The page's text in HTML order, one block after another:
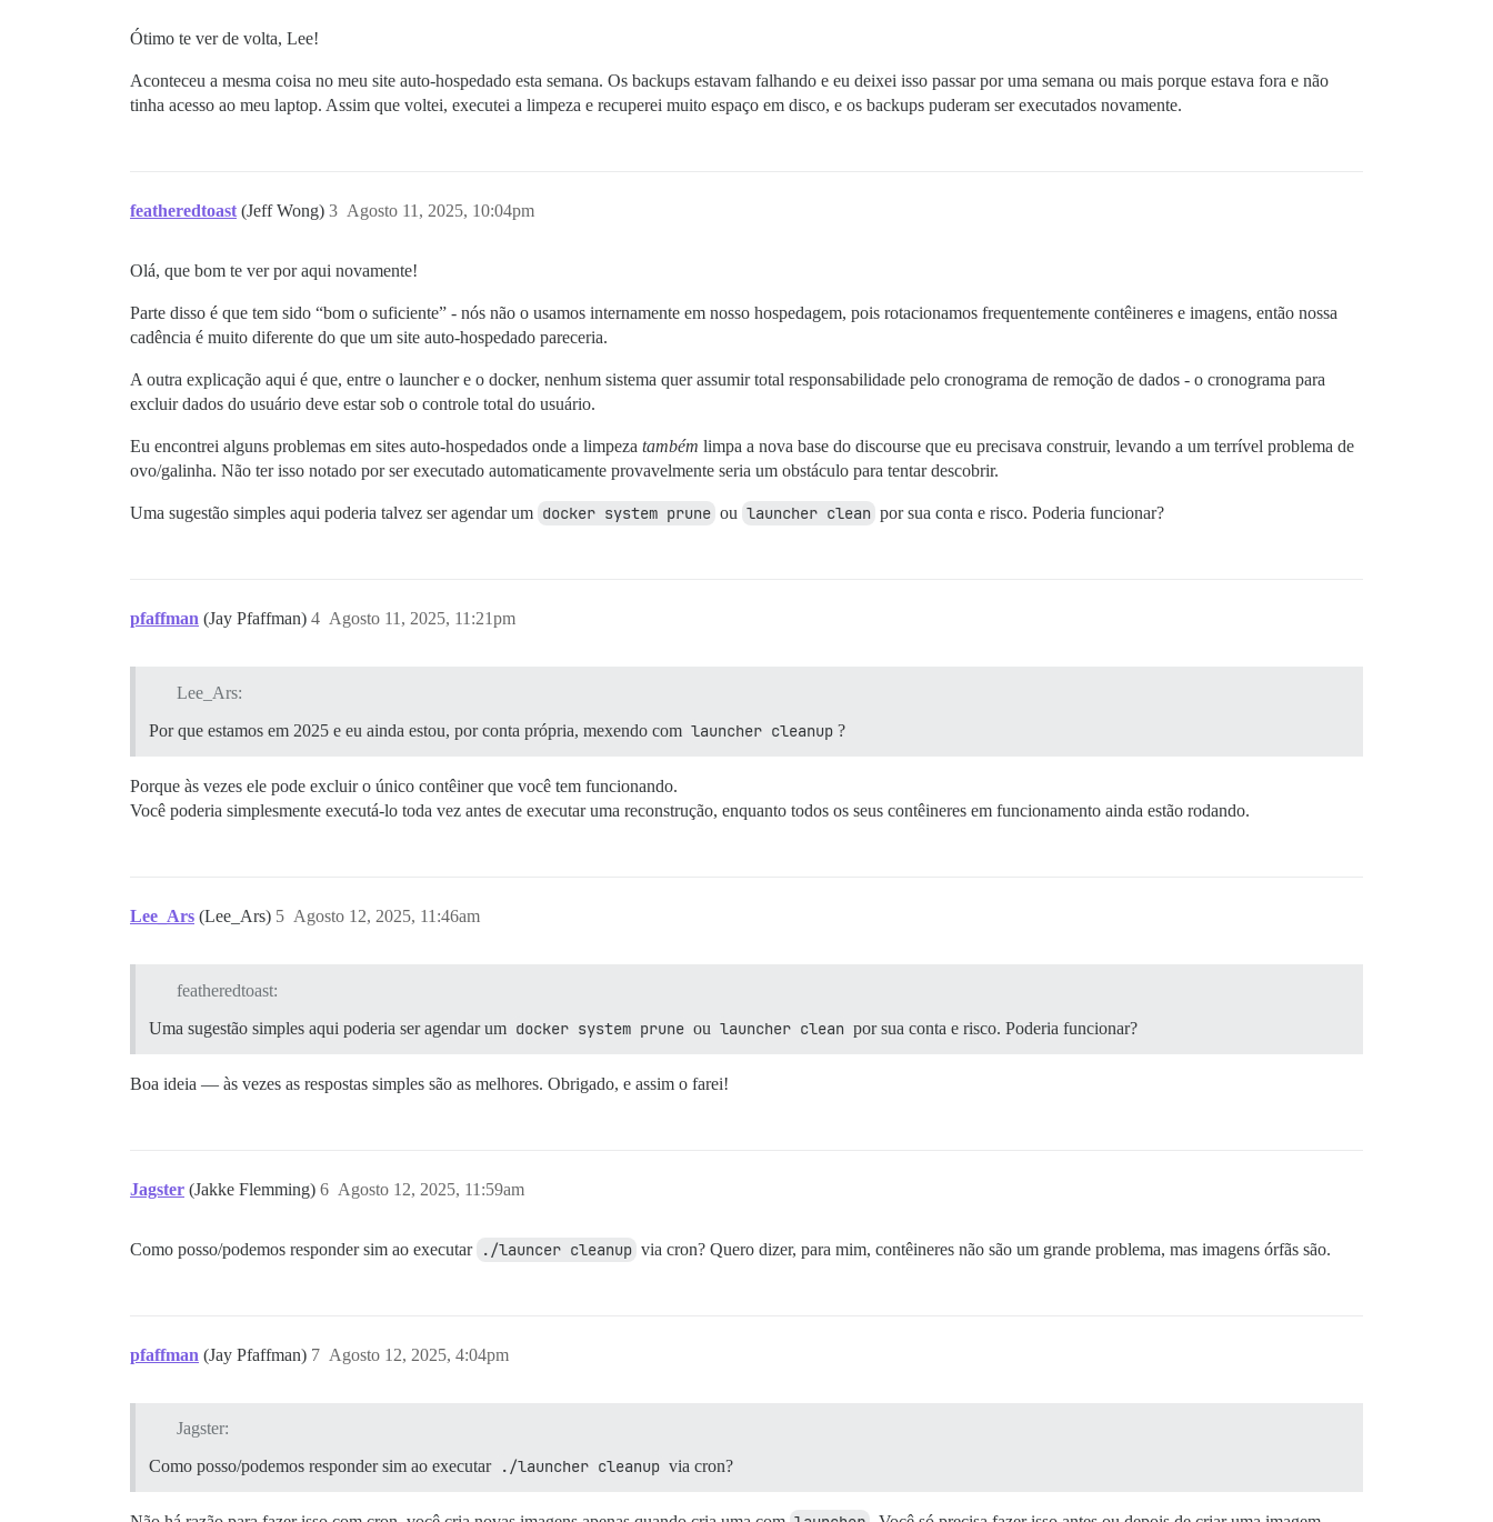
Ótimo te ver de volta, Lee!
Aconteceu a mesma coisa no meu site auto-hospedado esta semana. Os backups estavam falhando e eu deixei isso passar por uma semana ou mais porque estava fora e não
tinha acesso ao meu laptop. Assim que voltei, executei a limpeza e recuperei muito espaço em disco, e os backups puderam ser executados novamente.
featheredtoast (Jeff Wong) Agosto 11, 2025, 10:04pm
3
Olá, que bom te ver por aqui novamente!
Parte disso é que tem sido “bom o suficiente” - nós não o usamos internamente em nosso hospedagem, pois rotacionamos frequentemente contêineres e imagens, então nossa
cadência é muito diferente do que um site auto-hospedado pareceria.
A outra explicação aqui é que, entre o launcher e o docker, nenhum sistema quer assumir total responsabilidade pelo cronograma de remoção de dados - o cronograma para
excluir dados do usuário deve estar sob o controle total do usuário.
Eu encontrei alguns problemas em sites auto-hospedados onde a limpeza também limpa a nova base do discourse que eu precisava construir, levando a um terrível problema de
ovo/galinha. Não ter isso notado por ser executado automaticamente provavelmente seria um obstáculo para tentar descobrir.
Uma sugestão simples aqui poderia talvez ser agendar um docker system prune ou launcher clean por sua conta e risco. Poderia funcionar?
pfaffman (Jay Pfaffman) Agosto 11, 2025, 11:21pm
4
Lee_Ars:
Por que estamos em 2025 e eu ainda estou, por conta própria, mexendo com launcher cleanup ?
Porque às vezes ele pode excluir o único contêiner que você tem funcionando.
Você poderia simplesmente executá-lo toda vez antes de executar uma reconstrução, enquanto todos os seus contêineres em funcionamento ainda estão rodando.
Lee_Ars (Lee_Ars) Agosto 12, 2025, 11:46am
5
featheredtoast:
Uma sugestão simples aqui poderia ser agendar um docker system prune ou launcher clean por sua conta e risco. Poderia funcionar?
Boa ideia — às vezes as respostas simples são as melhores. Obrigado, e assim o farei!
Jagster (Jakke Flemming) Agosto 12, 2025, 11:59am
6
Como posso/podemos responder sim ao executar ./launcer cleanup via cron? Quero dizer, para mim, contêineres não são um grande problema, mas imagens órfãs são.
pfaffman (Jay Pfaffman) Agosto 12, 2025, 4:04pm
7
Jagster:
Como posso/podemos responder sim ao executar ./launcher cleanup via cron?